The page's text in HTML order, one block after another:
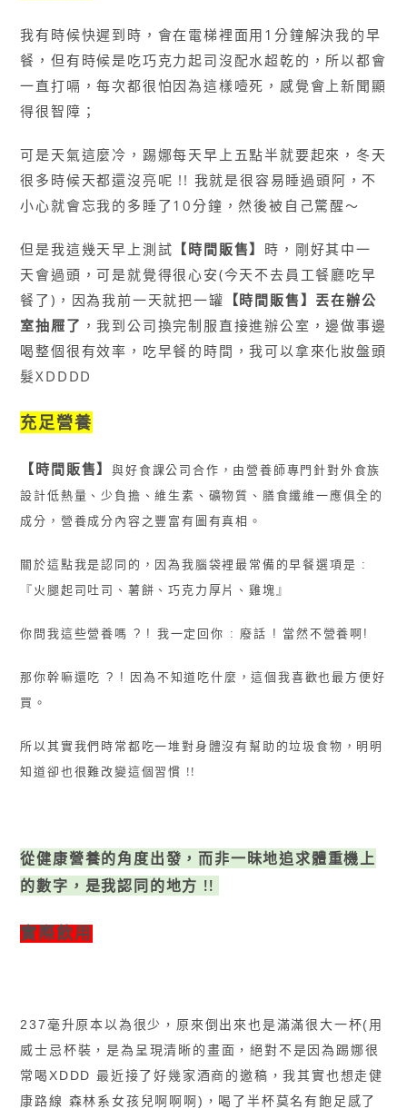
我有時候快遲到時，會在電梯裡面用1分鐘解決我的早
餐，但有時候是吃巧克力起司沒配水超乾的，所以都會
一直打嗝，每次都很怕因為這樣噎死，感覺會上新聞顯
得很智障；
可是天氣這麼冷，踢娜每天早上五點半就要起來，冬天
很多時候天都還沒亮呢 !! 我就是很容易睡過頭阿，不
小心就會忘我的多睡了10分鐘，然後被自己驚醒〜
但是我這幾天早上測試 【時間販售】 時，剛好其中一
天會過頭，可是就覺得很心安(今天不去員工餐廳吃早
餐了)，因為我前一天就把一罐 【時間販售】丟在辦公
室抽屜了 ，我到公司換完制服直接進辦公室，邊做事邊
喝整個很有效率，吃早餐的時間，我可以拿來化妝盤頭
髮XDDDD
充足營養
【時間販售】與好食課公司合作，由營養師專門針對外食族
設計低熱量 、少負擔、維生素、礦物質、膳食纖維一應俱全的
成分，營養成分內容之豐富有圖有真相。
關於這點我是認同的，因為我腦袋裡最常備的早餐選項是 :
『火腿起司吐司、薯餅、巧克力厚片、雞塊』
你問我這些營養嗎 ? ! 我一定回你 : 廢話 ! 當然不營養啊!
那你幹嘛還吃 ? ! 因為不知道吃什麼，這個我喜歡也最方便好
買。
所以其實我們時常都吃一堆對身體沒有幫助的垃圾食物，明明
知道卻也很難改變這個習慣 !!
從健康營養的角度出發，而非一昧地追求體重機上
的數字，是我認同的地方 !!
實際飲用
237毫升原本以為很少，原來倒出來也是滿滿很大一杯(用
威士忌杯裝，是為呈現清晰的畫面，絕對不是因為踢娜很
常喝XDDD 最近接了好幾家酒商的邀稿，我其實也想走健
康路線 森林系女孩兒啊啊啊)，喝了半杯莫名有飽足感了